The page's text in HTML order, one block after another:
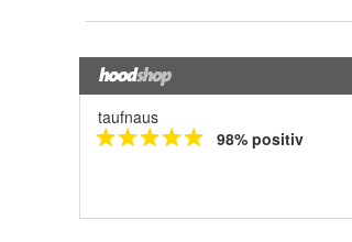
taufnaus
98% positiv